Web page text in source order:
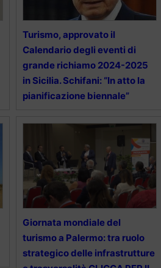
Turismo, approvato il
Calendario degli eventi di
grande richiamo 2024-2025
in Sicilia. Schifani: “In atto la
pianificazione biennale”
Giornata mondiale del
turismo a Palermo: tra ruolo
strategico delle infrastrutture